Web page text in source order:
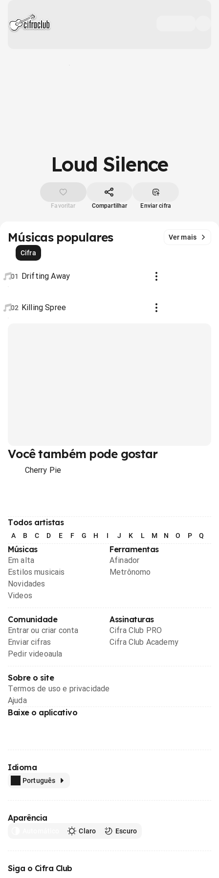
Loud Silence
Favoritar Compartilhar Enviar cifra
Músicas populares
Ver mais
Cifra
01 Drifting Away
02 Killing Spree
Você também pode gostar
Cherry Pie
Todos artistas
A B C D E F G H I J K L M N O P Q
Músicas
Em alta
Estilos musicais
Novidades
Videos
Ferramentas
Afinador
Metrônomo
Comunidade
Entrar ou criar conta
Enviar cifras
Pedir videoaula
Assinaturas
Cifra Club PRO
Cifra Club Academy
Sobre o site
Termos de uso e privacidade
Ajuda
Baixe o aplicativo
Idioma
Português
Aparência
Claro Escuro
Siga o Cifra Club